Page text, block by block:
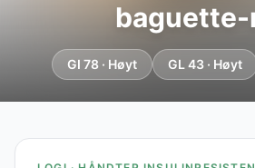
GI 78 · Høyt GL 43 · Høyt